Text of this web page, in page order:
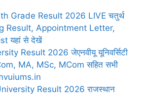
Grade Result 2026 LIVE चतुर्थ
Result, Appointment Letter,
यहां से देखें
Result 2026 जेएनवीयू यूनिवर्सिटी
MA, MSc, MCom सहित सभी
Result 2026 राजस्थान